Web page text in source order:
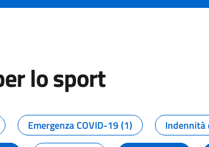
lo sport
dal Dipartimento
Emergenza COVID-19 (1) Indennità